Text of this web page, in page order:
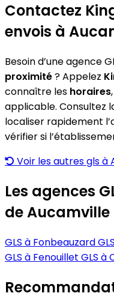
Contactez
envois à
Besoin d’une agence
proximité? Appelez
connaître les horaires
applicable. Consultez
localiser rapidement
vérifier si
Voir les autres gls à
Les agences
de Aucamville
GLS à Fonbeauzard
GLS à Fenouillet GLS à